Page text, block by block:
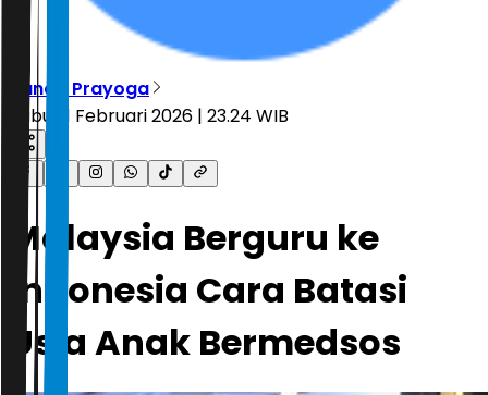
Nanda Prayoga
Rabu, 11 Februari 2026 | 23.24 WIB
Malaysia Berguru ke
Indonesia Cara Batasi
Usia Anak Bermedsos